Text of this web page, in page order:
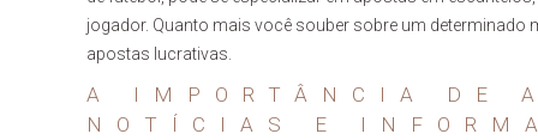
jogador. Quanto mais você souber sobre um
apostas lucrativas.
A IMPORTÂNCIA DE
NOTÍCIAS E